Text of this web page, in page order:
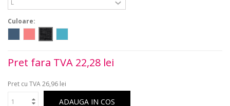
Culoare:
Pret fara TVA 22,28 lei
Pret cu TVA26,96 lei
ADAUGA IN COS